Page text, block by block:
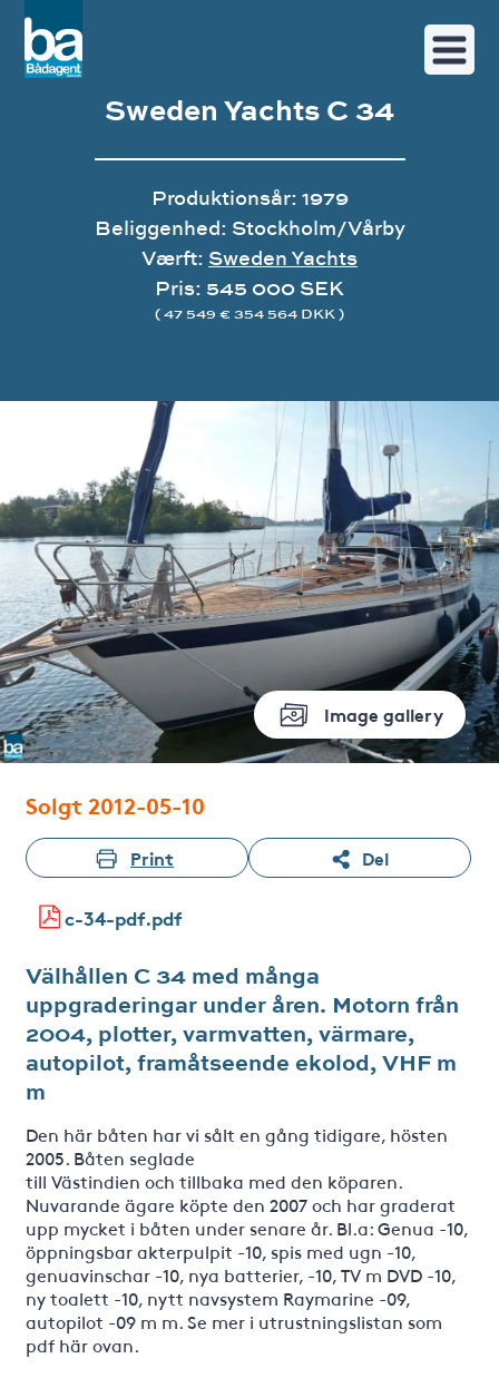
Image gallery
Sweden Yachts C 34
Produktionsår: 1979
Beliggenhed: Stockholm/Vårby
Værft: Sweden Yachts
Pris: 545 000 SEK
( 47 549 € 354 564 DKK )
Solgt 2012-05-10
Print Del
c-34-pdf.pdf
Välhållen C 34 med många
uppgraderingar under åren. Motorn från
2004, plotter, varmvatten, värmare,
autopilot, framåtseende ekolod, VHF m
m
Den här båten har vi sålt en gång tidigare, hösten
2005. Båten seglade
till Västindien och tillbaka med den köparen.
Nuvarande ägare köpte den 2007 och har graderat
upp mycket i båten under senare år. Bl.a: Genua -10,
öppningsbar akterpulpit -10, spis med ugn -10,
genuavinschar -10, nya batterier, -10, TV m DVD -10,
ny toalett -10, nytt navsystem Raymarine -09,
autopilot -09 m m. Se mer i utrustningslistan som
pdf här ovan.